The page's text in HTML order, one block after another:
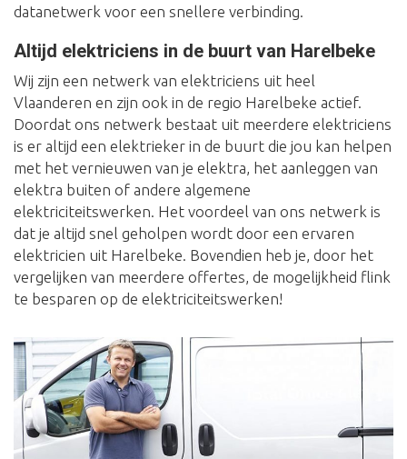
datanetwerk voor een snellere verbinding.
Altijd elektriciens in de buurt van Harelbeke
Wij zijn een netwerk van elektriciens uit heel
Vlaanderen en zijn ook in de regio Harelbeke actief.
Doordat ons netwerk bestaat uit meerdere elektriciens
is er altijd een elektrieker in de buurt die jou kan helpen
met het vernieuwen van je elektra, het aanleggen van
elektra buiten of andere algemene
elektriciteitswerken. Het voordeel van ons netwerk is
dat je altijd snel geholpen wordt door een ervaren
elektricien uit Harelbeke. Bovendien heb je, door het
vergelijken van meerdere offertes, de mogelijkheid flink
te besparen op de elektriciteitswerken!